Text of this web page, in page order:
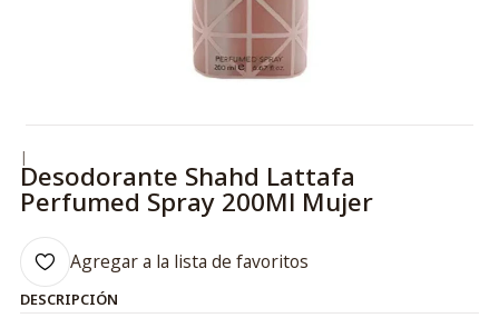
|
Desodorante Shahd Lattafa
Perfumed Spray 200Ml Mujer
Agregar a la lista de favoritos
DESCRIPCIÓN